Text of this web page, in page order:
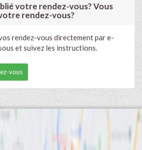
votre rendez-vous? Vous
rendez-vous?
rendez-vous directement par e-
et suivez les instructions.
vous